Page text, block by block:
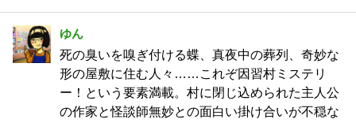
ゆん
死の臭いを嗅ぎ付ける蝶、真夜中の葬列、奇妙な
形の屋敷に住む人々……これぞ因習村ミステリ
ー！という要素満載。村に閉じ込められた主人公
の作家と怪談師無妙との面白い掛け合いが不穏な